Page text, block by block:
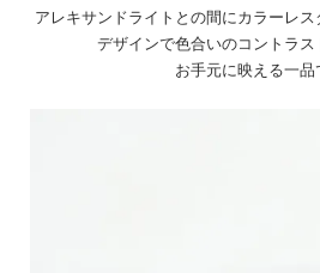
アレキサンドライトとの間にカラーレ
デザインで色合いのコントラス
お手元に映える一品